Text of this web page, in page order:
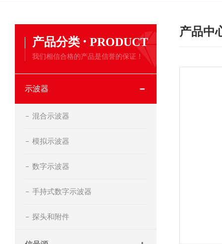
产品分类 · PRODUCT
我们相信合格的产品是信誉的保证！
示波器
混合示波器
模拟示波器
数字示波器
手持式数字示波器
探头和附件
产品中